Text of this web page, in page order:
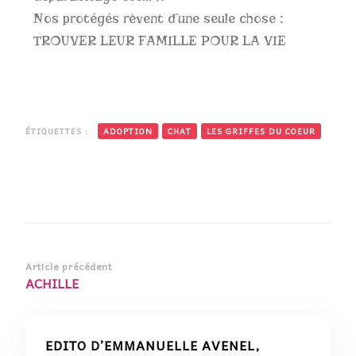
Nos protégés rêvent d’une seule chose :
TROUVER LEUR FAMILLE POUR LA VIE
ÉTIQUETTES : ADOPTION CHAT LES GRIFFES DU COEUR
Article précédent
ACHILLE
EDITO D’EMMANUELLE AVENEL,